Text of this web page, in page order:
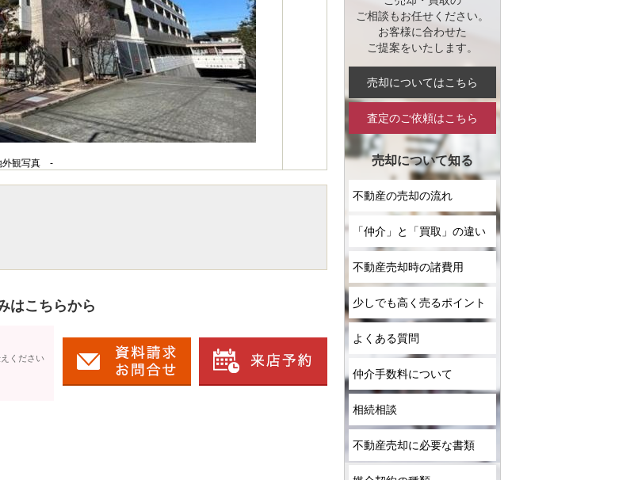
外観写真 -
はこちらから
ください
ご相談もお任せください。
お客様に合わせた
ご提案をいたします。
売却についてはこちら
査定のご依頼はこちら
売却について知る
不動産の売却の流れ
「仲介」と「買取」の違い
不動産売却時の諸費用
少しでも高く売るポイント
よくある質問
仲介手数料について
相続相談
不動産売却に必要な書類